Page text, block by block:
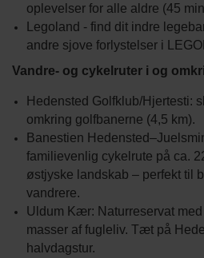
oplevelser for alle aldre (45
Legoland - find dit indre
andre sjove forlystelser i
Vandre- og cykelruter i og
Hedensted Golfklub/Hjertesti:
omkring golfbanerne (4,5 km).
Banestien
familievenlig cykelrute på ca.
østjyske landskab – perfekt til
vandrere.
Uldum Kær: Naturreservat
masser af fugleliv. Tæt på
halvdagstur.